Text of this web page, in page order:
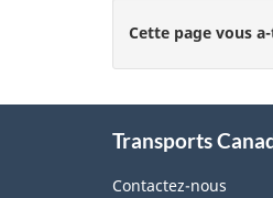
Cette page vous
Transports
Contactez-nous